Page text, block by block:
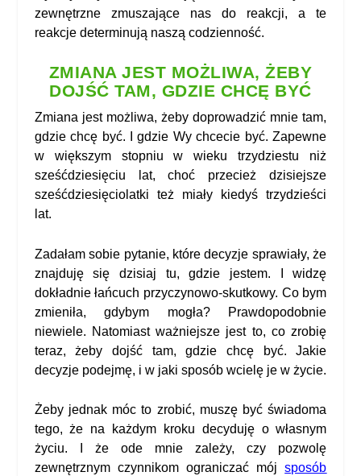
zewnętrzne zmuszające nas do reakcji, a te
reakcje determinują naszą codzienność.
ZMIANA JEST MOŻLIWA, ŻEBY
DOJŚĆ TAM, GDZIE CHCĘ BYĆ
Zmiana jest możliwa, żeby doprowadzić mnie tam,
gdzie chcę być. I gdzie Wy chcecie być. Zapewne
w większym stopniu w wieku trzydziestu niż
sześćdziesięciu lat, choć przecież dzisiejsze
sześćdziesięciolatki też miały kiedyś trzydzieści
lat.
Zadałam sobie pytanie, które decyzje sprawiały, że
znajduję się dzisiaj tu, gdzie jestem. I widzę
dokładnie łańcuch przyczynowo-skutkowy. Co bym
zmieniła, gdybym mogła? Prawdopodobnie
niewiele. Natomiast ważniejsze jest to, co zrobię
teraz, żeby dojść tam, gdzie chcę być. Jakie
decyzje podejmę, i w jaki sposób wcielę je w życie.
Żeby jednak móc to zrobić, muszę być świadoma
tego, że na każdym kroku decyduję o własnym
życiu. I że ode mnie zależy, czy pozwolę
zewnętrznym czynnikom ograniczać mójsposób